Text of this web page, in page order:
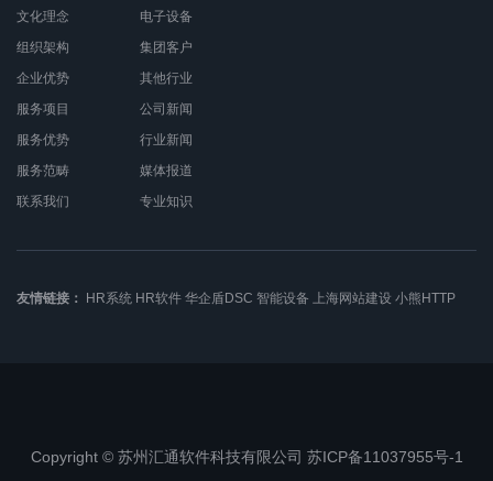
文化理念
组织架构
企业优势
服务项目
服务优势
服务范畴
联系我们
电子设备
集团客户
其他行业
公司新闻
行业新闻
媒体报道
专业知识
友情链接： HR系统 HR软件 华企盾DSC 智能设备 上海网站建设 小熊HTTP
Copyright © 苏州汇通软件科技有限公司 苏ICP备11037955号-1